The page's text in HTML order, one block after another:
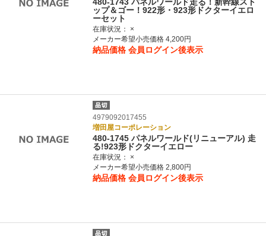
ップ＆ゴー！922形・923形ドクターイエロ
ーセット
在庫状況：
×
メーカー希望小売価格 4,200円
納品価格 会員ログイン後表示
4979092017455
増田屋コーポレーション
480-1745 パネルワールド(リニューアル) 走
る!923形ドクターイエロー
在庫状況：
×
メーカー希望小売価格 2,800円
納品価格 会員ログイン後表示